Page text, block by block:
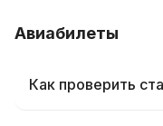
Авиабилеты
Как проверить